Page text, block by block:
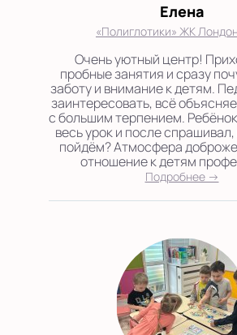
Елена
«Полиглотики» ЖК
Очень уютный центр!
пробные занятия и сразу
заботу и внимание к детям.
заинтересовать, всё
с большим терпением.
весь урок и после
пойдём? Атмосфера
отношение к детям
Подробнее →